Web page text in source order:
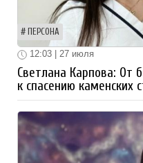
ПЕРСОНА
12:03 | 27 июля
Светлана Карпова: От
к спасению каменских